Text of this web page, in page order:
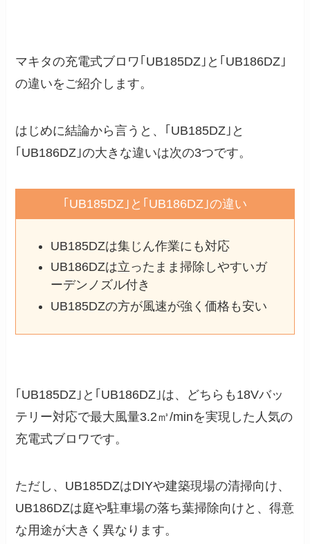
マキタの充電式ブロワ｢UB185DZ｣と｢UB186DZ｣
の違いをご紹介します。
はじめに結論から言うと、｢UB185DZ｣と
｢UB186DZ｣の大きな違いは次の3つです。
｢UB185DZ｣と｢UB186DZ｣の違い
UB185DZは集じん作業にも対応
UB186DZは立ったまま掃除しやすいガ
ーデンノズル付き
UB185DZの方が風速が強く価格も安い
｢UB185DZ｣と｢UB186DZ｣は、どちらも18Vバッ
テリー対応で最大風量3.2㎥/minを実現した人気の
充電式ブロワです。
ただし、UB185DZはDIYや建築現場の清掃向け、
UB186DZは庭や駐車場の落ち葉掃除向けと、得意
な用途が大きく異なります。